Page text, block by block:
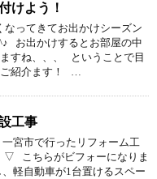
けよう！
ってきてお出かけシーズン
お出かけするとお部屋の中
すね、、、 ということで目
ご紹介ます！ …
工事
宮市で行ったリフォーム工
こちらがビフォーになりま
軽自動車が1台置けるスペー